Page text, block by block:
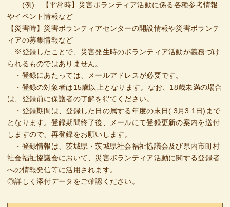
(例) 【平常時】災害ボランティア活動に係る各種参考情報
やイベント情報など
【災害時】災害ボランティアセンターの開設情報や災害ボランテ
ィアの募集情報など
※登録したことで、災害発生時のボランティア活動が義務づけ
られるものではありません。
・登録にあたっては、メールアドレスが必要です。
・登録の対象者は15歳以上となります。なお、18歳未満の場合
は、登録前に保護者の了解を得てください。
・登録期間は、登録した日の属する年度の末日( 3月3 1日)まで
となります。登録期間終了後、メールにて登録更新の案内を送付
しますので、再登録をお願いします。
・登録情報は、茨城県・茨城県社会福祉協議会及び県内市町村
社会福祉協議会において、災害ボランティア活動に関する登録者
への情報発信等に活用されます。
◎詳しく添付データをご確認ください。